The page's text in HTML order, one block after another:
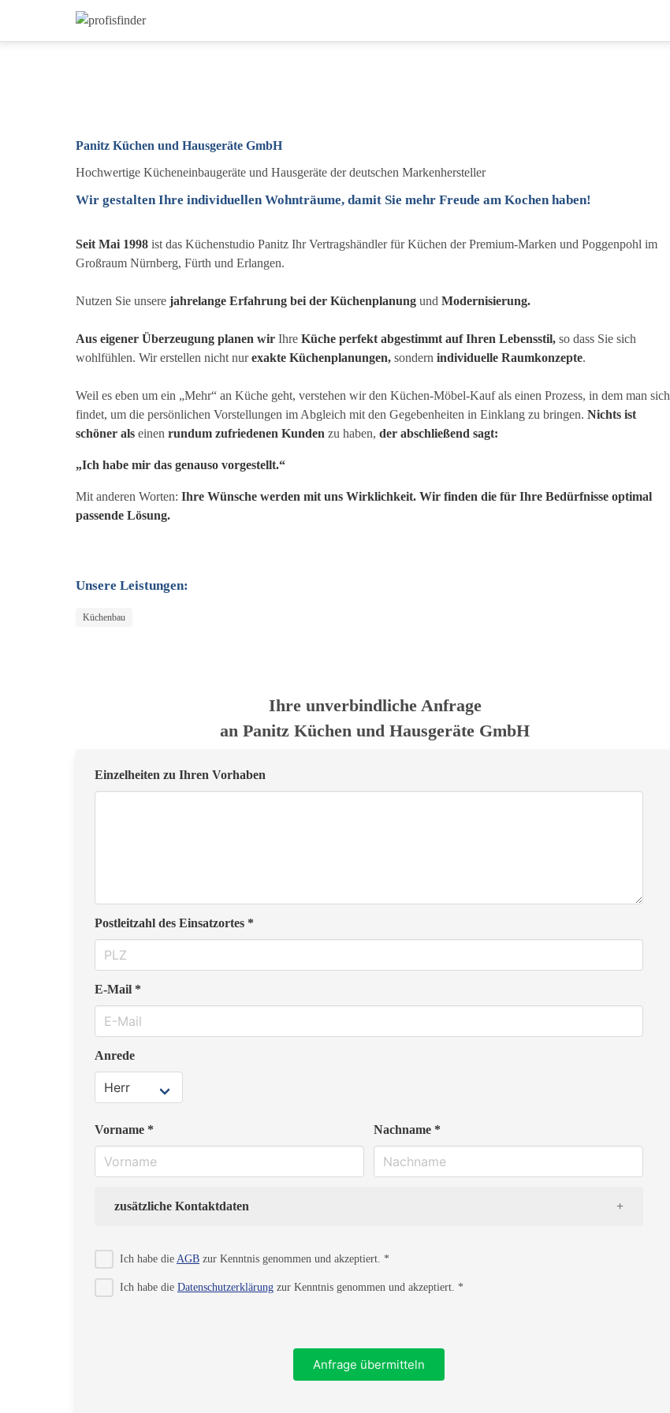
Panitz Küchen und Hausgeräte GmbH
Hochwertige Kücheneinbaugeräte und Hausgeräte der deutschen Markenhersteller
Wir gestalten Ihre individuellen Wohnträume, damit Sie mehr Freude am Kochen haben!
Seit Mai 1998 ist das Küchenstudio Panitz Ihr Vertragshändler für Küchen der Premium-Marken und Poggenpohl im
Großraum Nürnberg, Fürth und Erlangen.
Nutzen Sie unsere jahrelange Erfahrung bei der Küchenplanung und Modernisierung.
Aus eigener Überzeugung planen wir Ihre Küche perfekt abgestimmt auf Ihren Lebensstil, so dass Sie sich
wohlfühlen. Wir erstellen nicht nurexakte Küchenplanungen, sondern individuelle Raumkonzepte.
Weil es eben um ein „Mehr“ an Küche geht, verstehen wir den Küchen-Möbel-Kauf als einen Prozess, in dem man sich
findet, um die persönlichen Vorstellungen im Abgleich mit den Gegebenheiten in Einklang zu bringen. Nichts ist
schöner als einen rundum zufriedenen Kunden zu haben, der abschließend sagt:
„Ich habe mir das genauso vorgestellt.“
Mit anderen Worten: Ihre Wünsche werden mit uns Wirklichkeit. Wir finden die für Ihre Bedürfnisse optimal
passende Lösung.
Unsere Leistungen:
Küchenbau
Ihre unverbindliche Anfrage
an Panitz Küchen und Hausgeräte GmbH
Einzelheiten zu Ihren Vorhaben
Postleitzahl des Einsatzortes *
E-Mail *
Anrede
Vorname * Nachname *
zusätzliche Kontaktdaten
Ich habe die AGB zur Kenntnis genommen und akzeptiert. *
Ich habe die Datenschutzerklärung zur Kenntnis genommen und akzeptiert. *
Anfrage übermitteln